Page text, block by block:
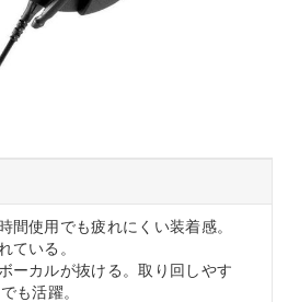
間使用でも疲れにくい装着感。
ている。
ーカルが抜ける。取り回しやす
も活躍。